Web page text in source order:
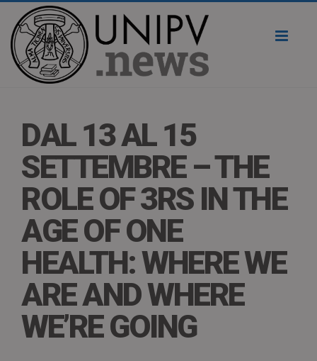
DAL 13 AL 15
SETTEMBRE – THE
ROLE OF 3RS IN THE
AGE OF ONE
HEALTH: WHERE WE
ARE AND WHERE
WE’RE GOING